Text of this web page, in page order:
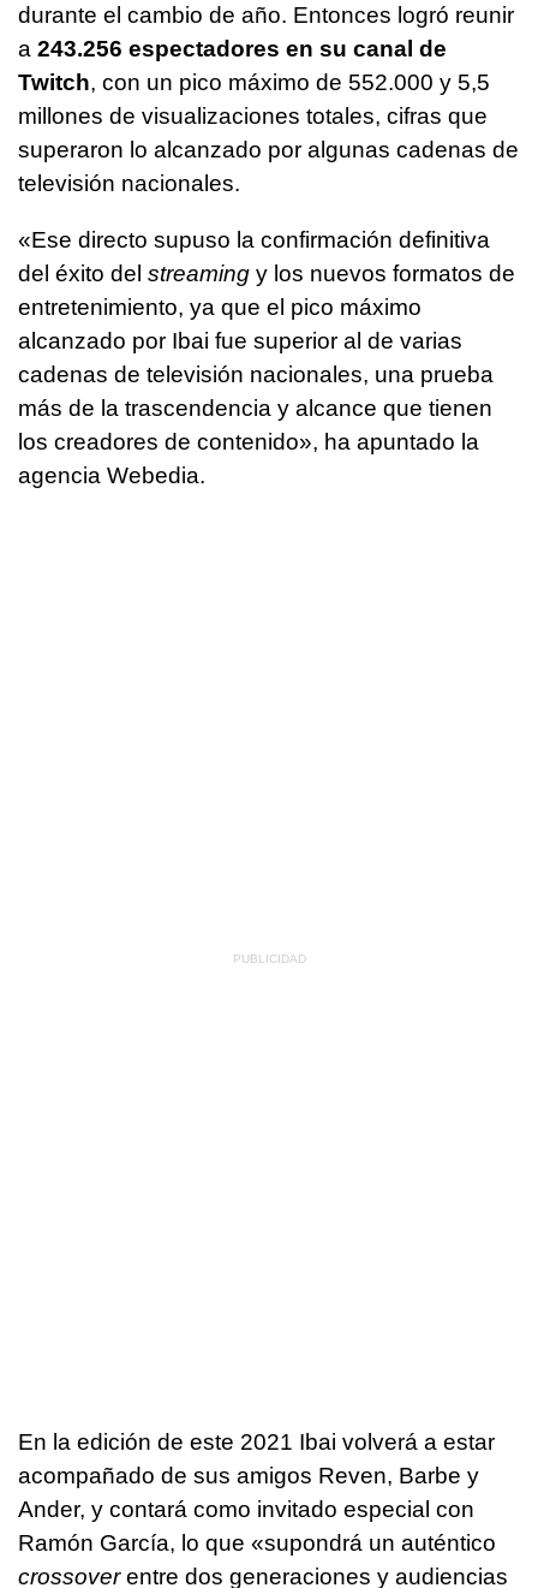
durante el cambio de año. Entonces logró reunir
a 243.256 espectadores en su canal de
Twitch, con un pico máximo de 552.000 y 5,5
millones de visualizaciones totales, cifras que
superaron lo alcanzado por algunas cadenas de
televisión nacionales.
«Ese directo supuso la confirmación definitiva
del éxito del streaming y los nuevos formatos de
entretenimiento, ya que el pico máximo
alcanzado por Ibai fue superior al de varias
cadenas de televisión nacionales, una prueba
más de la trascendencia y alcance que tienen
los creadores de contenido», ha apuntado la
agencia Webedia.
En la edición de este 2021 Ibai volverá a estar
acompañado de sus amigos Reven, Barbe y
Ander, y contará como invitado especial con
Ramón García, lo que «supondrá un auténtico
crossoverentre dos generaciones y audiencias